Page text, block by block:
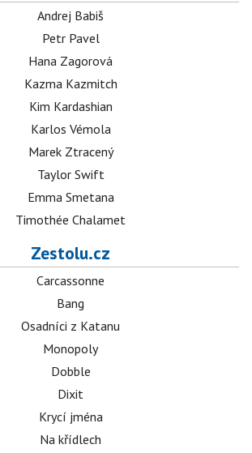
Andrej Babiš
Petr Pavel
Hana Zagorová
Kazma Kazmitch
Kim Kardashian
Karlos Vémola
Marek Ztracený
Taylor Swift
Emma Smetana
Timothée Chalamet
Zestolu.cz
Carcassonne
Bang
Osadníci z Katanu
Monopoly
Dobble
Dixit
Krycí jména
Na křídlech